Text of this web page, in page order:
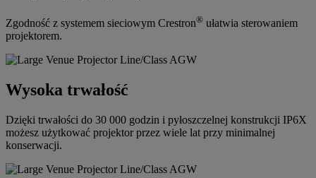
Zgodność z systemem sieciowym Crestron® ułatwia sterowaniem
projektorem.
Wysoka trwałość
Dzięki trwałości do 30 000 godzin i pyłoszczelnej konstrukcji IP6X
możesz użytkować projektor przez wiele lat przy minimalnej
konserwacji.